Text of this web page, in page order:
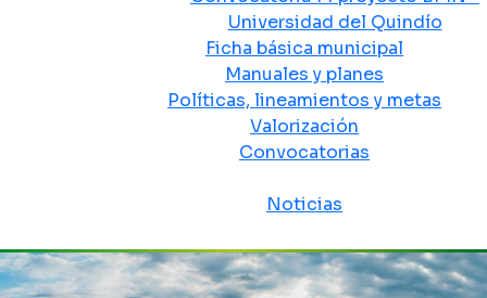
Universidad del Quindío
Ficha básica municipal
Manuales y planes
Políticas, lineamientos y metas
Valorización
Convocatorias
Noticias